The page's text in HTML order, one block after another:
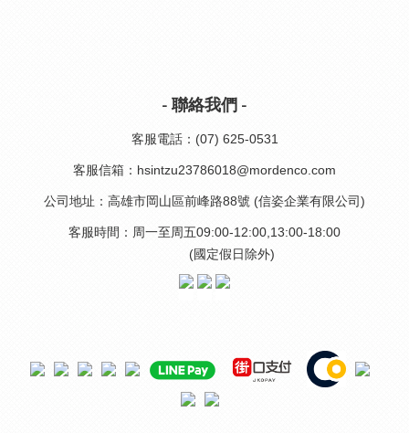
- 聯絡我們 -
客服電話：(07) 625-0531
客服信箱：hsintzu23786018@mordenco.com
公司地址：高雄市岡山區前峰路88號 (信姿企業有限公司)
客服時間：周一至周五09:00-12:00,13:00-18:00
(國定假日除外)